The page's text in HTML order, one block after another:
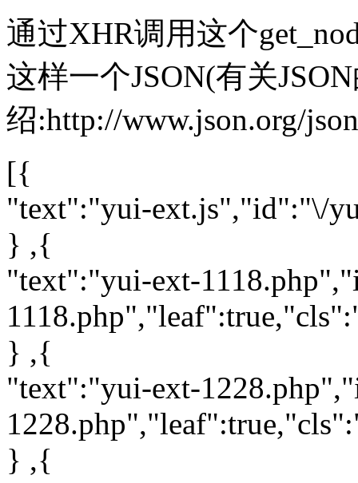
通过XHR调用这个
这样一个JSON(有关
绍:http://www.json.org/
[{
"text":"yui-ext.js","id":"\/
} ,{
"text":"yui-ext-
} ,{
"text":"yui-ext-
} ,{